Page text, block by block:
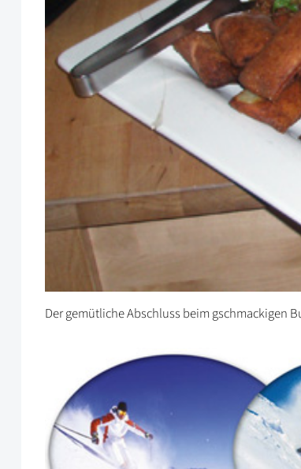
Der gemütliche Abschluss beim gschmackigen